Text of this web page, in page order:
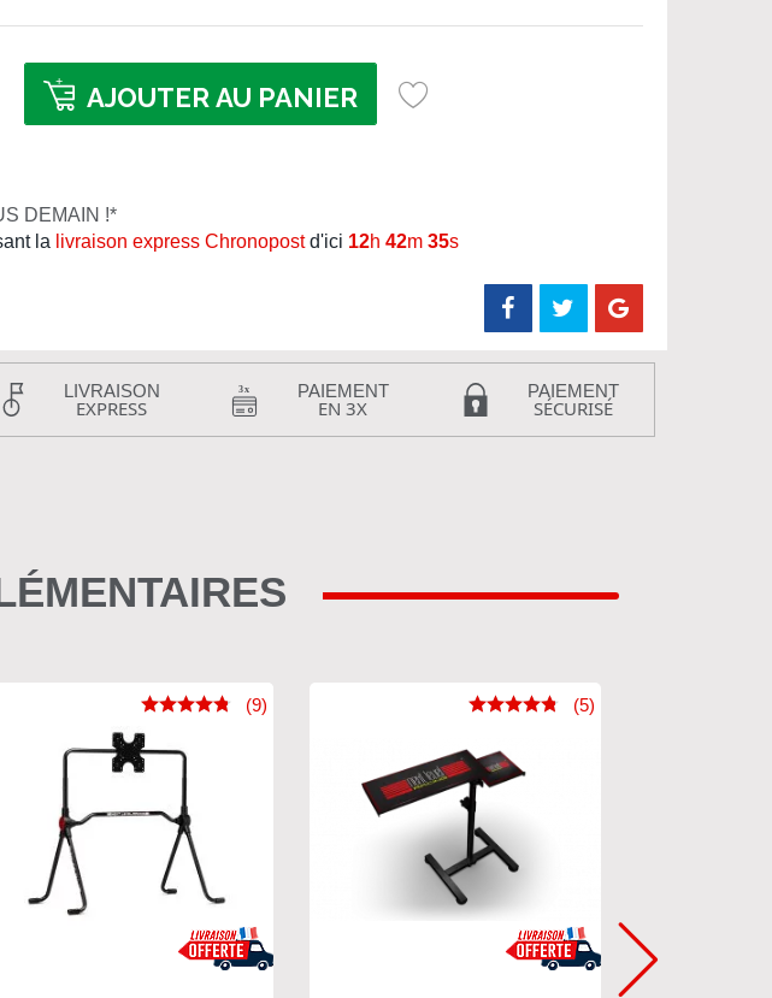
AJOUTER AU PANIER
DEMAIN !*
la livraison express Chronopostd'ici 12h 42m 34s
LIVRAISON
EXPRESS
PAIEMENT
EN 3X
PAIEMENT
SÉCURISÉ
(9) (5)